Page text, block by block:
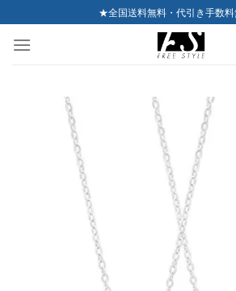
to
content
★全国送料無料・代引き手数